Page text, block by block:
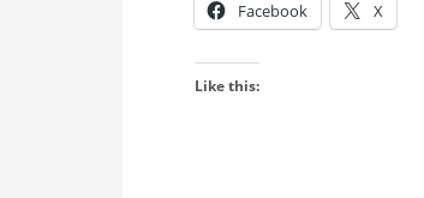
Facebook X
Like this: